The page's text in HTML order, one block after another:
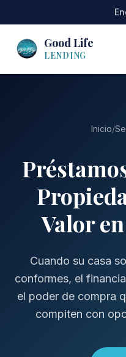
Good Life
LENDING
Inicio/
Valor
Cuando su casa
conformes, el
el poder de compra
compiten con